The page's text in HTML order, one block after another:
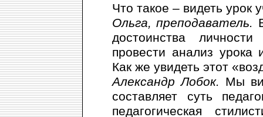
Что такое – видеть урок
Ольга, преподаватель.
достоинства
провести анализ
Как же увидеть этот
Александр Лобок. Мы
составляет суть
педагогическая